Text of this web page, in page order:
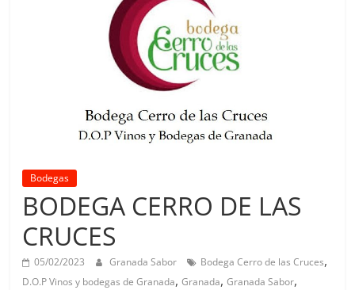
Bodegas
BODEGA CERRO DE LAS
CRUCES
05/02/2023 Granada Sabor Bodega Cerro de las Cruces,
D.O.P Vinos y bodegas de Granada,Granada,Granada Sabor,